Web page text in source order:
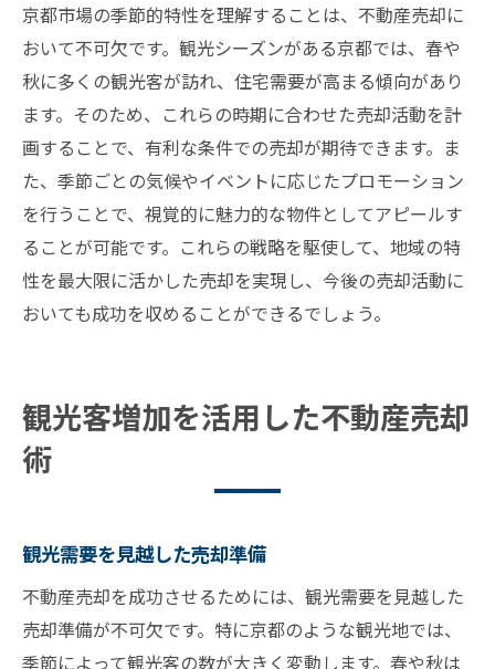
京都市場の季節的特性を理解することは、不動産売却に
おいて不可欠です。観光シーズンがある京都では、春や
秋に多くの観光客が訪れ、住宅需要が高まる傾向があり
ます。そのため、これらの時期に合わせた売却活動を計
画することで、有利な条件での売却が期待できます。ま
た、季節ごとの気候やイベントに応じたプロモーション
を行うことで、視覚的に魅力的な物件としてアピールす
ることが可能です。これらの戦略を駆使して、地域の特
性を最大限に活かした売却を実現し、今後の売却活動に
おいても成功を収めることができるでしょう。
観光客増加を活用した不動産売却
術
観光需要を見越した売却準備
不動産売却を成功させるためには、観光需要を見越した
売却準備が不可欠です。特に京都のような観光地では、
季節によって観光客の数が大きく変動します。春や秋は